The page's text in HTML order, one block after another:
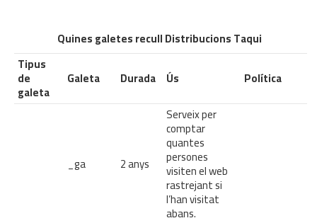
Quines galetes recull Distribucions Taqui
Tipus
de
galeta
Galeta Durada Ús Política
_ga 2 anys
Serveix per
comptar
quantes
persones
visiten el web
rastrejant si
l’han visitat
abans.